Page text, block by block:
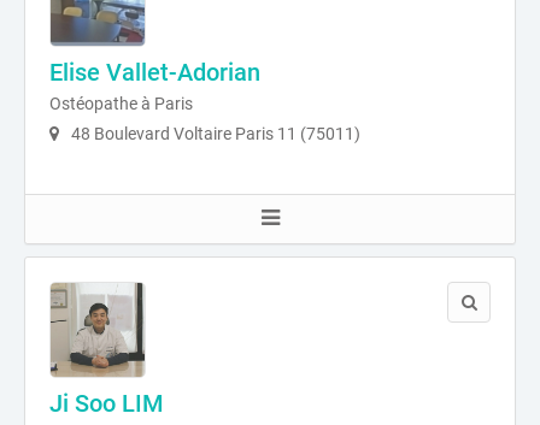
Elise Vallet-Adorian
Ostéopathe à Paris
48 Boulevard Voltaire Paris 11 (75011)
Ji Soo LIM